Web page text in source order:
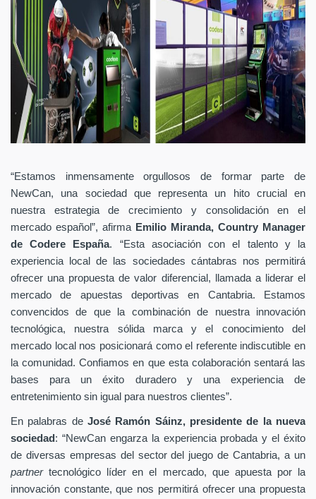
“Estamos inmensamente orgullosos de formar parte de
NewCan, una sociedad que representa un hito crucial en
nuestra estrategia de crecimiento y consolidación en el
mercado español”, afirma Emilio Miranda, Country Manager
de Codere España. “Esta asociación con el talento y la
experiencia local de las sociedades cántabras nos permitirá
ofrecer una propuesta de valor diferencial, llamada a liderar el
mercado de apuestas deportivas en Cantabria. Estamos
convencidos de que la combinación de nuestra innovación
tecnológica, nuestra sólida marca y el conocimiento del
mercado local nos posicionará como el referente indiscutible en
la comunidad. Confiamos en que esta colaboración sentará las
bases para un éxito duradero y una experiencia de
entretenimiento sin igual para nuestros clientes”.
En palabras de José Ramón Sáinz, presidente de la nueva
sociedad : “NewCan engarza la experiencia probada y el éxito
de diversas empresas del sector del juego de Cantabria, a un
partnertecnológico líder en el mercado, que apuesta por la
innovación constante, que nos permitirá ofrecer una propuesta